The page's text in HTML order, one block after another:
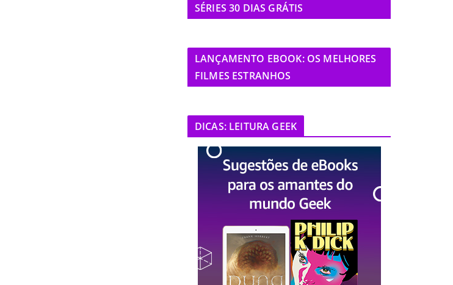
SÉRIES 30 DIAS GRÁTIS
LANÇAMENTO EBOOK: OS MELHORES
FILMES ESTRANHOS
DICAS: LEITURA GEEK